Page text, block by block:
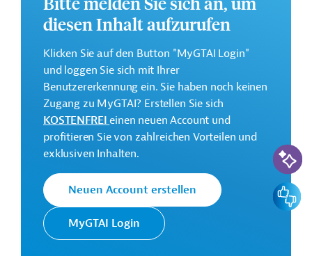
und praktische Hinweise zur Geschäftsanbahnung.
1,75 Millionen US-Dollar (Mittel)
Kontaktadresse
Interamerikanische
Entwicklungsbank
(IDB)
Die IDB ist die wichtigste
multilaterale
Finanzierungsinstitution für
Entwicklungsprojekte in der
diesen Inhalt aufzurufen
Klicken Sie auf den Button "MyGTAI Login"
und loggen Sie sich mit Ihrer
Benutzererkennung ein. Sie haben noch keinen
Zugang zu MyGTAI? Erstellen Sie sich
KOSTENFREIeinen neuen Account und
profitieren Sie von zahlreichen Vorteilen und
exklusiven Inhalten.
Neuen Account erstellen
MyGTAI Login
KI-